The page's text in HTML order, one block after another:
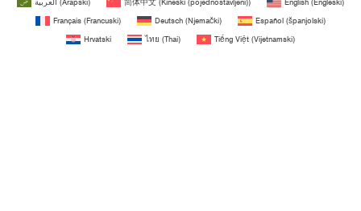
العربية (Arapski) 简体中文 (Kineski (pojednostavljeni)) English (Engleski)
Français (Francuski) Deutsch (Njemački) Español (španjolski)
Hrvatski
ไทย (Thai) Tiếng Việt (Vijetnamski)